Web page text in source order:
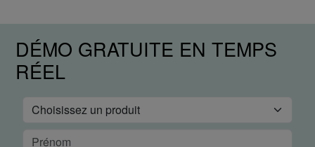
DÉMO GRATUITE EN TEMPS
RÉEL